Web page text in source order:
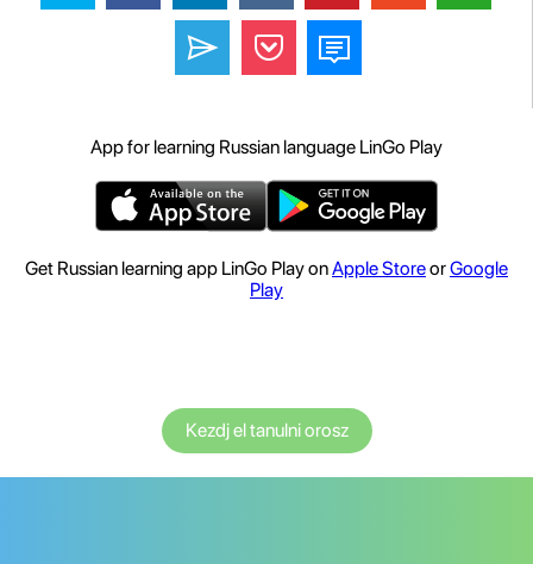
App for learning Russian language LinGo Play
Get Russian learning app LinGo Play onApple StoreorGoogle
Play
Kezdj el tanulni orosz